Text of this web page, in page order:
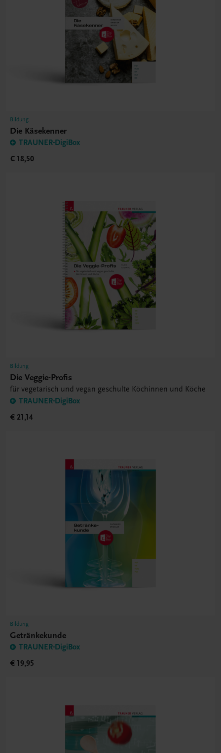
Bildung
Die Käsekenner
TRAUNER-DigiBox
€ 18,50
Bildung
Die Veggie-Profis
für vegetarisch und vegan geschulte Köchinnen und Köche
TRAUNER-DigiBox
€ 21,14
Bildung
Getränkekunde
TRAUNER-DigiBox
€ 19,95